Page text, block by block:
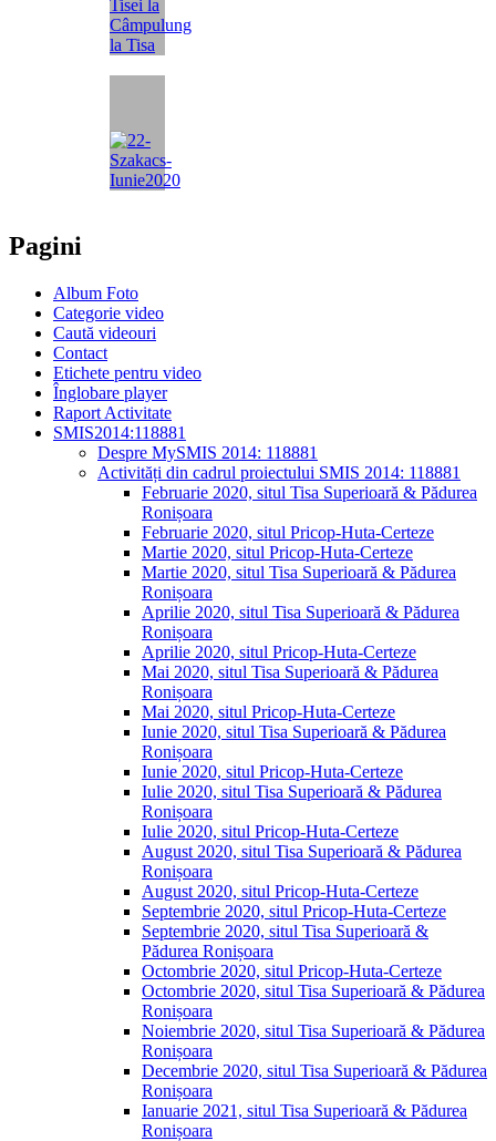
Pagini
Album Foto
Categorie video
Caută videouri
Contact
Etichete pentru video
Înglobare player
Raport Activitate
SMIS2014:118881
Despre MySMIS 2014: 118881
Activități din cadrul proiectului SMIS 2014: 118881
Februarie 2020, situl Tisa Superioară & Pădurea
Ronișoara
Februarie 2020, situl Pricop-Huta-Certeze
Martie 2020, situl Pricop-Huta-Certeze
Martie 2020, situl Tisa Superioară & Pădurea
Ronișoara
Aprilie 2020, situl Tisa Superioară & Pădurea
Ronișoara
Aprilie 2020, situl Pricop-Huta-Certeze
Mai 2020, situl Tisa Superioară & Pădurea
Ronișoara
Mai 2020, situl Pricop-Huta-Certeze
Iunie 2020, situl Tisa Superioară & Pădurea
Ronișoara
Iunie 2020, situl Pricop-Huta-Certeze
Iulie 2020, situl Tisa Superioară & Pădurea
Ronișoara
Iulie 2020, situl Pricop-Huta-Certeze
August 2020, situl Tisa Superioară & Pădurea
Ronișoara
August 2020, situl Pricop-Huta-Certeze
Septembrie 2020, situl Pricop-Huta-Certeze
Septembrie 2020, situl Tisa Superioară &
Pădurea Ronișoara
Octombrie 2020, situl Pricop-Huta-Certeze
Octombrie 2020, situl Tisa Superioară & Pădurea
Ronișoara
Noiembrie 2020, situl Tisa Superioară & Pădurea
Ronișoara
Decembrie 2020, situl Tisa Superioară & Pădurea
Ronișoara
Ianuarie 2021, situl Tisa Superioară & Pădurea
Ronișoara